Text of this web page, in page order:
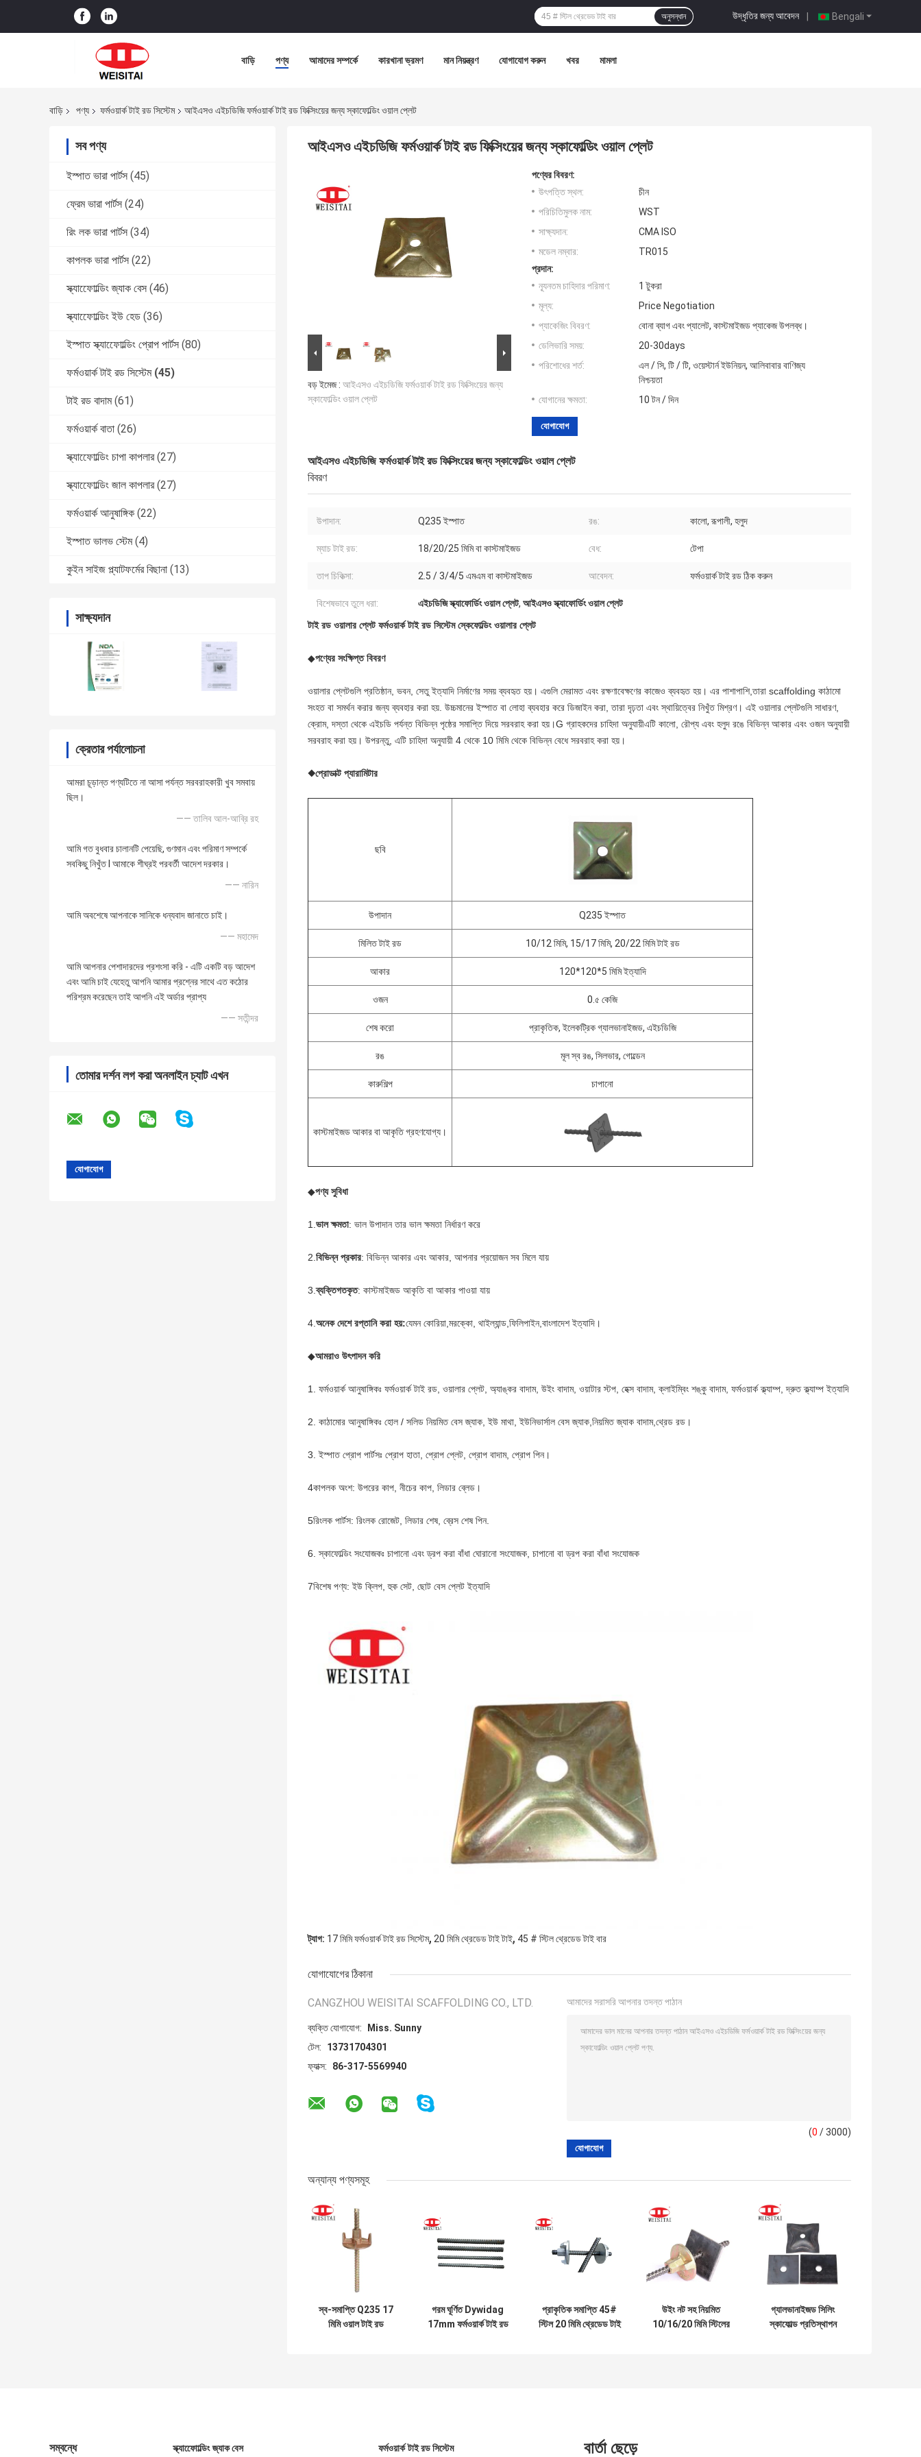
Bengali
উদ্ধৃতির জন্য আবেদন |
অনুসন্ধান
বাড়ি পণ্য আমাদের সম্পর্কে কারখানা ভ্রমণ মান নিয়ন্ত্রণ যোগাযোগ করুন খবর মামলা
বাড়ি পণ্য ফর্মওয়ার্ক টাই রড সিস্টেম আইএসও এইচডিজি ফর্মওয়ার্ক টাই রড ফিক্সিংয়ের জন্য স্কাফোল্ডিং ওয়াল প্লেট
সব পণ্য
ইস্পাত ভারা পার্টস (45)
ফ্রেম ভারা পার্টস (24)
রিং লক ভারা পার্টস (34)
কাপলক ভারা পার্টস (22)
স্ক্যাফোোল্ডিং জ্যাক বেস (46)
স্ক্যাফোোল্ডিং ইউ হেড (36)
ইস্পাত স্ক্যাফোোল্ডিং প্রোপ পার্টস (80)
ফর্মওয়ার্ক টাই রড সিস্টেম (45)
টাই রড বাদাম (61)
ফর্মওয়ার্ক বাতা (26)
স্ক্যাফোোল্ডিং চাপা কাপলার (27)
স্ক্যাফোোল্ডিং জাল কাপলার (27)
ফর্মওয়ার্ক আনুষাঙ্গিক (22)
ইস্পাত ভালভ স্টেম (4)
কুইন সাইজ প্ল্যাটফর্মের বিছানা (13)
সাক্ষ্যদান
ক্রেতার পর্যালোচনা
আমরা চূড়ান্ত পণ্যটিতে না আসা পর্যন্ত সরবরাহকারী খুব সমবায়
ছিল।
—— তালিব আল-আব্রি রহ
আমি গত বুধবার চালানটি পেয়েছি, গুণমান এবং পরিমাণ সম্পর্কে
সবকিছু নিখুঁত I আমাকে শীঘ্রই পরবর্তী আদেশ দরকার।
—— নারিন
আমি অবশেষে আপনাকে সানিকে ধন্যবাদ জানাতে চাই।
—— মহামেদ
আমি আপনার পেশাদারদের প্রশংসা করি - এটি একটি বড় আদেশ
এবং আমি চাই যেহেতু আপনি আমার প্রশ্নের সাথে এত কঠোর
পরিশ্রম করেছেন তাই আপনি এই অর্ডার প্রাপ্য
—— সতীন্দর
তোমার দর্শন লগ করা অনলাইন চ্যাট এখন
আইএসও এইচডিজি ফর্মওয়ার্ক টাই রড ফিক্সিংয়ের জন্য স্কাফোল্ডিং ওয়াল প্লেট
বড় ইমেজ : আইএসও এইচডিজি ফর্মওয়ার্ক টাই রড ফিক্সিংয়ের জন্য
স্কাফোল্ডিং ওয়াল প্লেট
পণ্যের বিবরণ:
উৎপত্তি স্থল:
চীন
পরিচিতিমুলক নাম:
WST
সাক্ষ্যদান:
CMA ISO
মডেল নম্বার:
TR015
প্রদান:
ন্যূনতম চাহিদার পরিমাণ:
1 টুকরা
মূল্য:
Price Negotiation
প্যাকেজিং বিবরণ:
বোনা ব্যাগ এবং প্যালেট, কাস্টমাইজড প্যাকেজ উপলব্ধ।
ডেলিভারি সময়:
20-30days
পরিশোধের শর্ত:
এল / সি, টি / টি, ওয়েস্টার্ন ইউনিয়ন, আলিবাবার বাণিজ্য
নিশ্চয়তা
যোগানের ক্ষমতা:
10 টন / দিন
যোগাযোগ
আইএসও এইচডিজি ফর্মওয়ার্ক টাই রড ফিক্সিংয়ের জন্য স্কাফোল্ডিং ওয়াল প্লেট
বিবরণ
উপাদান: Q235 ইস্পাত রঙ: কালো, রূপালী, হলুদ
ম্যাচ টাই রড: 18/20/25 মিমি বা কাস্টমাইজড বেধ: টেপা
তাপ চিকিত্সা: 2.5 / 3/4/5 এমএম বা কাস্টমাইজড আবেদন: ফর্মওয়ার্ক টাই রড ঠিক করুন
বিশেষভাবে তুলে ধরা: এইচডিজি স্ক্যাফোর্ডিং ওয়াল প্লেট, আইএসও স্ক্যাফোর্ডিং ওয়াল প্লেট
টাই রড ওয়ালার প্লেট ফর্মওয়ার্ক টাই রড সিস্টেম স্কেফোল্ডিং ওয়ালার প্লেট
◆পণ্যের সংক্ষিপ্ত বিবরণ
ওয়ালার প্লেটগুলি প্রতিষ্ঠান, ভবন, সেতু ইত্যাদি নির্মাণের সময় ব্যবহৃত হয়। এগুলি মেরামত এবং রক্ষণাবেক্ষণের কাজেও ব্যবহৃত হয়। এর পাশাপাশি,তারা scaffolding কাঠামো
সংহত বা সমর্থন করার জন্য ব্যবহার করা হয়. উচ্চমানের ইস্পাত বা লোহা ব্যবহার করে ডিজাইন করা, তারা দৃঢ়তা এবং স্থায়িত্বের নিখুঁত মিশ্রণ। এই ওয়ালার প্লেটগুলি সাধারণ,
ক্রোম, দস্তা থেকে এইচডি পর্যন্ত বিভিন্ন পৃষ্ঠের সমাপ্তি দিয়ে সরবরাহ করা হয়।G গ্রাহকদের চাহিদা অনুযায়ীএটি কালো, রৌপ্য এবং হলুদ রঙে বিভিন্ন আকার এবং ওজন অনুযায়ী
সরবরাহ করা হয়। উপরন্তু, এটি চাহিদা অনুযায়ী 4 থেকে 10 মিমি থেকে বিভিন্ন বেধে সরবরাহ করা হয়।
◆প্রোডাক্ট প্যারামিটার
ছবি
উপাদান Q235 ইস্পাত
মিলিত টাই রড 10/12 মিমি, 15/17 মিমি, 20/22 মিমি টাই রড
আকার 120*120*5 মিমি ইত্যাদি
ওজন 0.৫ কেজি
শেষ করো প্রাকৃতিক, ইলেকট্রিক গ্যালভানাইজড, এইচডিজি
রঙ মূল স্ব রঙ, সিলভার, গোল্ডেন
কারুশিল্প চাপানো
কাস্টমাইজড আকার বা আকৃতি গ্রহণযোগ্য।
◆পণ্য সুবিধা
1.ভাল ক্ষমতা: ভাল উপাদান তার ভাল ক্ষমতা নির্ধারণ করে
2.বিভিন্ন প্রকার: বিভিন্ন আকার এবং আকার, আপনার প্রয়োজন সব মিলে যায়
3.ব্যক্তিগতকৃত: কাস্টমাইজড আকৃতি বা আকার পাওয়া যায়
4.অনেক দেশে রপ্তানি করা হয়:যেমন কোরিয়া,মরক্কো, থাইল্যান্ড,ফিলিপাইন,বাংলাদেশ ইত্যাদি।
◆আমরাও উৎপাদন করি
1. ফর্মওয়ার্ক আনুষাঙ্গিকঃ ফর্মওয়ার্ক টাই রড, ওয়ালার প্লেট, অ্যাঙ্কর বাদাম, উইং বাদাম, ওয়াটার স্টপ, হেক্স বাদাম, ক্লাইম্বিং শঙ্কু বাদাম, ফর্মওয়ার্ক ক্ল্যাম্প, দ্রুত ক্ল্যাম্প ইত্যাদি
2. কাঠামোর আনুষাঙ্গিকঃ হোল / সলিড নিয়মিত বেস জ্যাক, ইউ মাথা, ইউনিভার্সাল বেস জ্যাক,নিয়মিত জ্যাক বাদাম,থ্রেড রড।
3. ইস্পাত প্রোপ পার্টসঃ প্রোপ হাতা, প্রোপ প্লেট, প্রোপ বাদাম, প্রোপ পিন।
4কাপলক অংশ: উপরের কাপ, নীচের কাপ, লিডার ব্লেড।
5রিংলক পার্টস: রিংলক রোজেট, লিডার শেষ, ব্রেস শেষ পিন.
6. স্কাফোল্ডিং সংযোজকঃ চাপানো এবং ড্রপ করা বাঁধা ঘোরানো সংযোজক, চাপানো বা ড্রপ করা বাঁধা সংযোজক
7বিশেষ পণ্য: ইউ ক্লিপ, হুক সেট, ছোট বেস প্লেট ইত্যাদি
ট্যাগ: 17 মিমি ফর্মওয়ার্ক টাই রড সিস্টেম, 20 মিমি থ্রেডেড টাই টাই, 45 # স্টিল থ্রেডেড টাই বার
যোগাযোগের ঠিকানা
CANGZHOU WEISITAI SCAFFOLDING CO., LTD.
ব্যক্তি যোগাযোগ:
Miss. Sunny
টেল:
13731704301
ফ্যাক্স:
86-317-5569940
আমাদের সরাসরি আপনার তদন্ত পাঠান
(0 / 3000)
অন্যান্য পণ্যসমূহ
স্ব-সমাপ্তি Q235 17
মিমি ওয়াল টাই রড
গরম ঘূর্ণিত Dywidag
17mm ফর্মওয়ার্ক টাই রড
প্রাকৃতিক সমাপ্তি 45#
স্টিল 20 মিমি থ্রেডেড টাই
উইং নট সহ নিয়মিত
10/16/20 মিমি স্টিলের
গ্যালভানাইজড সিলিং
স্কাফোল্ড প্রতিস্থাপন
সম্বন্ধে স্ক্যাফোোল্ডিং জ্যাক বেস ফর্মওয়ার্ক টাই রড সিস্টেম বার্তা ছেড়ে